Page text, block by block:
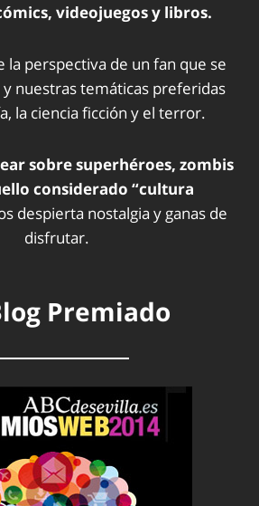
videojuegos y libros.
la perspectiva de un fan que se
nuestras temáticas preferidas
la ciencia ficción y el terror.
sobre superhéroes, zombis
considerado “cultura
despierta nostalgia y ganas de
disfrutar.
Premiado